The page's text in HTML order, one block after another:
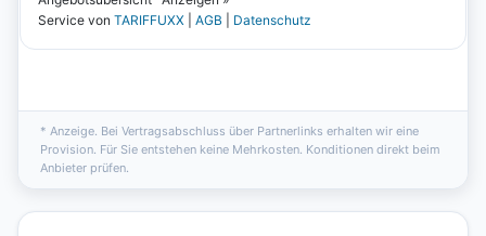
* Anzeige. Bei Vertragsabschluss über Partnerlinks erhalten wir eine
Provision. Für Sie entstehen keine Mehrkosten. Konditionen direkt beim
Anbieter prüfen.